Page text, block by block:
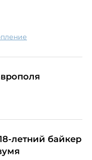
летний байкер